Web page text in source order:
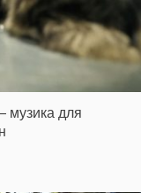
музика для